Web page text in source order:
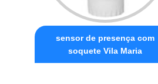
sensor de presença com
soquete Vila Maria